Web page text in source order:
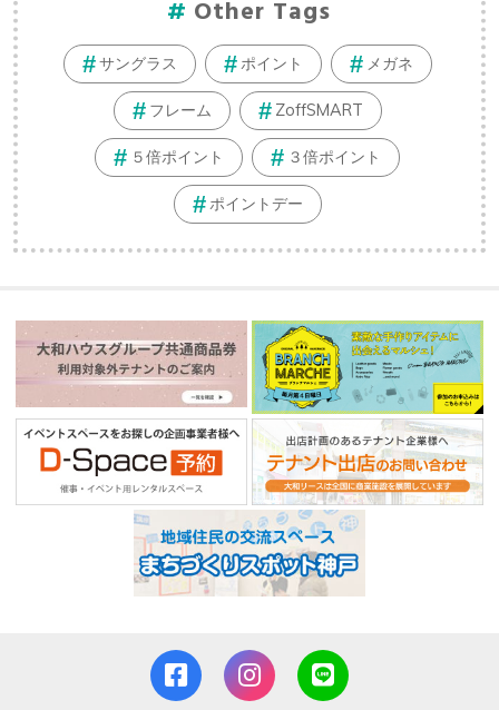
Other Tags
サングラス ポイント メガネ
フレーム ZoffSMART
５倍ポイント ３倍ポイント
ポイントデー